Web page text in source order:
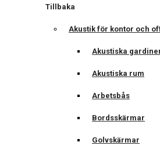
Tillbaka
Akustik för kontor och
Akustiska
Akustiska rum
Arbetsbås
Bordsskärmar
Golvskärmar